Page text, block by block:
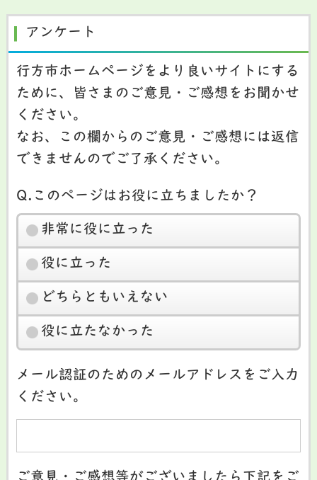
アンケート
行方市ホームページをより良いサイトにする
ために、皆さまのご意見・ご感想をお聞かせ
ください。
なお、この欄からのご意見・ご感想には返信
できませんのでご了承ください。
Q.このページはお役に立ちましたか？
非常に役に立った
役に立った
どちらともいえない
役に立たなかった
メール認証のためのメールアドレスをご入力
ください。